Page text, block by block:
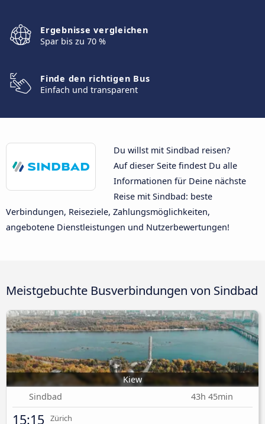
Ergebnisse vergleichen
Spar bis zu 70 %
Finde den richtigen Bus
Einfach und transparent
Du willst mit Sindbad reisen?
Auf dieser Seite findest Du alle
Informationen für Deine nächste
Reise mit Sindbad: beste
Verbindungen, Reiseziele, Zahlungsmöglichkeiten,
angebotene Dienstleistungen und Nutzerbewertungen!
Meistgebuchte Busverbindungen von Sindbad
Kiew
Sindbad
43h 45min
15:15 Zürich